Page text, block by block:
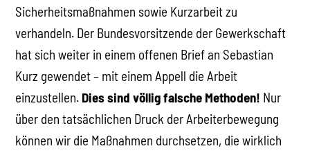
Sicherheitsmaßnahmen sowie Kurzarbeit zu
verhandeln. Der Bundesvorsitzende der Gewerkschaft
hat sich weiter in einem offenen Brief an Sebastian
Kurz gewendet – mit einem Appell die Arbeit
einzustellen. Dies sind völlig falsche Methoden! Nur
über den tatsächlichen Druck der Arbeiterbewegung
können wir die Maßnahmen durchsetzen, die wirklich